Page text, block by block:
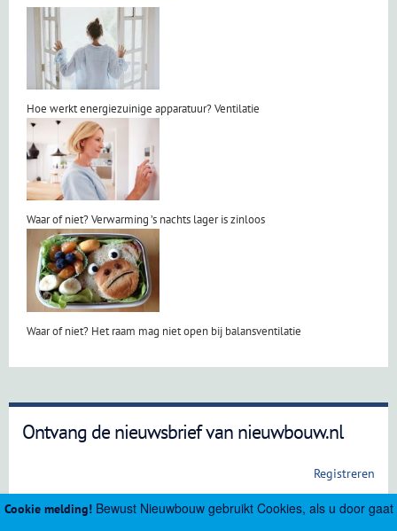
Cookie melding!Bewust Nieuwbouw gebruikt Cookies, als u door gaat
Hoe werkt energiezuinige apparatuur? Ventilatie
Waar of niet? Verwarming ’s nachts lager is zinloos
Waar of niet? Het raam mag niet open bij balansventilatie
Ontvang de nieuwsbrief van nieuwbouw.nl
Registreren